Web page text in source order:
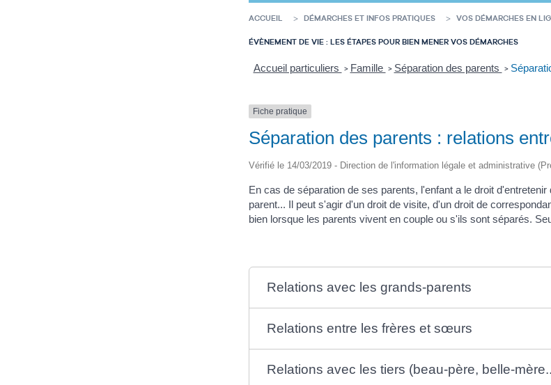
ACCUEIL DÉMARCHES ET INFOS PRATIQUES VOS DÉMARCHES EN
ÉVÈNEMENT DE VIE : LES ÉTAPES POUR BIEN MENER VOS DÉMARCHES
Accueil particuliers > Famille > Séparation des parents >
Fiche pratique
Séparation des parents : relations
Vérifié le 14/03/2019 - Direction de l'information légale et administrative
En cas de séparation de ses parents, l'enfant a le droit
parent... Il peut s'agir d'un droit de visite, d'un droit de
bien lorsque les parents vivent en couple ou s'ils sont séparés.
Relations avec les grands-parents
Relations entre les frères et sœurs
Relations avec les tiers (beau-père, belle-